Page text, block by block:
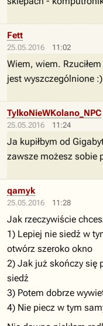
25.05.2016 11:02
Fett
Wiem, wiem.
jest wyszczególnione :)
25.05.2016 11:24
TylkoNieWKolano_NPC
Ja kupiłbym od
zawsze możesz sobie
25.05.2016 11:28
qamyk
Jak rzeczywiście
1) Lepiej nie siedź w
otwórz szeroko okno
2) Jak już skończy się
siedź
3) Potem dobrze
4) Nie piecz w tym